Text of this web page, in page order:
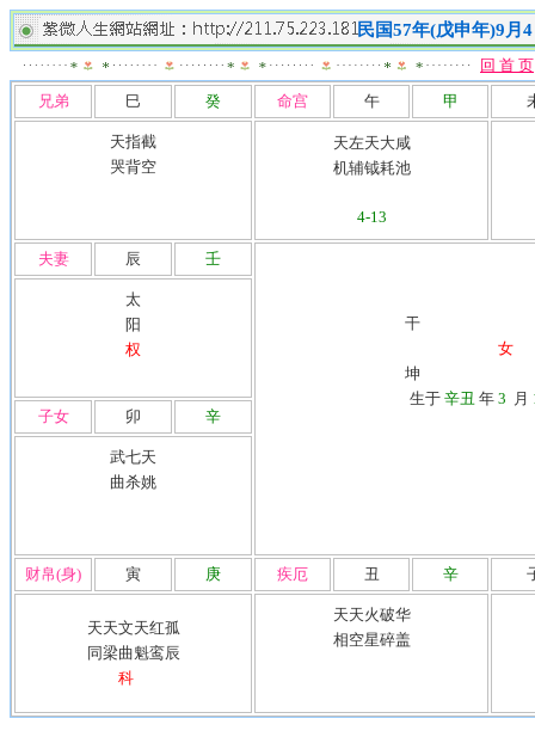
民国57年(戊申年)9月
回 首 页
兄弟
巳 癸 命宫 午 甲
天指截
哭背空
天左天大咸
机辅钺耗池
4-13
夫妻 辰 壬
干 流
女
坤
生于 辛丑 年 3 月
太
阳
权
子女 卯 辛
武七天
曲杀姚
财帛(身) 寅 庚 疾厄 丑 辛
天天文天红孤
同梁曲魁鸾辰
科
天天火破华
相空星碎盖